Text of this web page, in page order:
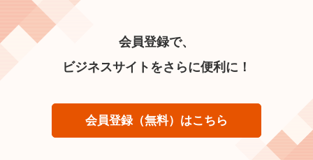
会員登録で、
ビジネスサイトをさらに便利に！
会員登録（無料）はこちら